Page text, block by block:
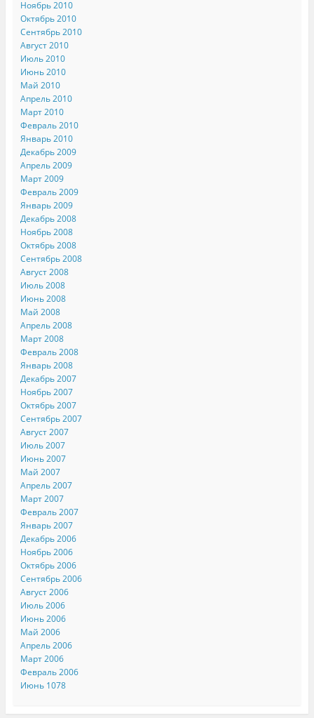
Ноябрь 2010
Октябрь 2010
Сентябрь 2010
Август 2010
Июль 2010
Июнь 2010
Май 2010
Апрель 2010
Март 2010
Февраль 2010
Январь 2010
Декабрь 2009
Апрель 2009
Март 2009
Февраль 2009
Январь 2009
Декабрь 2008
Ноябрь 2008
Октябрь 2008
Сентябрь 2008
Август 2008
Июль 2008
Июнь 2008
Май 2008
Апрель 2008
Март 2008
Февраль 2008
Январь 2008
Декабрь 2007
Ноябрь 2007
Октябрь 2007
Сентябрь 2007
Август 2007
Июль 2007
Июнь 2007
Май 2007
Апрель 2007
Март 2007
Февраль 2007
Январь 2007
Декабрь 2006
Ноябрь 2006
Октябрь 2006
Сентябрь 2006
Август 2006
Июль 2006
Июнь 2006
Май 2006
Апрель 2006
Март 2006
Февраль 2006
Июнь 1078